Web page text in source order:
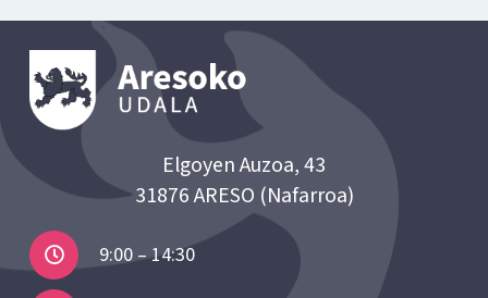
Elgoyen Auzoa, 43
31876 ARESO (Nafarroa)
9:00 – 14:30